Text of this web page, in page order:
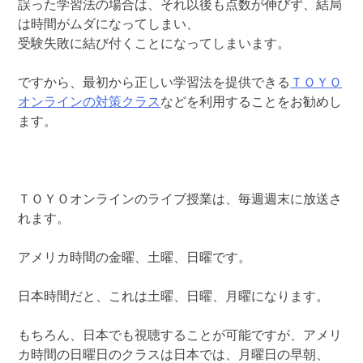
誤った学習法の場合は、それ以後も点数が伸びず、結局
は時間がムダになってしまい、
受験失敗に結び付くことになってしまいます。
ですから、最初から正しい学習法を提供できる ＴＯＹＯ
オンラインの対策クラスなどを利用することをお勧めし
ます。
ＴＯＹＯオンラインのライブ授業は、毎週週末に放送さ
れます。
アメリカ時間の金曜、土曜、日曜です。
日本時間だと、これは土曜、日曜、月曜になります。
もちろん、日本でも視聴することが可能ですが、アメリ
カ時間の日曜日のクラスは日本では、月曜日の早朝、